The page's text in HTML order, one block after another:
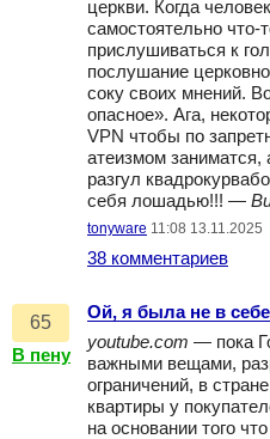
церкви. Когда
самостоятельно что-
прислушиваться к
послушание
соку своих мнений.
опасное». Ага,
VPN чтобы по
атеизмом заниматся,
разгул
себя лошадью!!! —
tonyware 11:08 13.11.2025
38 комментариев
65
В пену
Ой, я была не в
youtube.com — пока
важными вещами,
ограничений, в
квартиры у
на основании того